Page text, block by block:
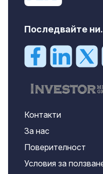
Последвайте
Контакти
За нас
Поверителност
Условия за